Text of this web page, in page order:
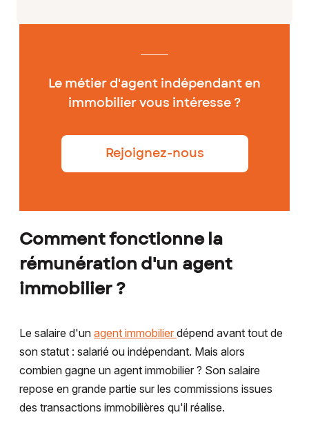
Le métier d'agent indépendant en
immobilier vous intéresse ?
Rejoignez-nous
Comment fonctionne la
rémunération d'un agent
immobilier ?
Le salaire d'un agent immobilier dépend avant tout de
son statut : salarié ou indépendant. Mais alors
combien gagne un agent immobilier ? Son salaire
repose en grande partie sur les commissions issues
des transactions immobilières qu'il réalise.